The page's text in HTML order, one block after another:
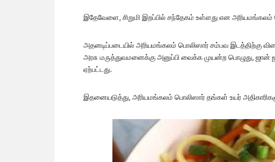
இதேவேளை, சிறுமி இறப்பில் சந்தேகம் உள்ளது என
அதனடிப்படையில் அரியமங்கலம் பொலிஸார் சம்பவ இடத்திற்கு
அரசு மருத்துவமனைக்கு அனுப்பி வைக்க முயன்ற பொழுது, ஜான்
ஏற்பட்டது.
இதனையடுத்து, அரியமங்கலம் பொலிஸார் தங்கள் உயர்